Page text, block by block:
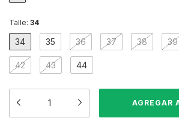
Talle: 34
34 35 36 37 38 39
42 43 44